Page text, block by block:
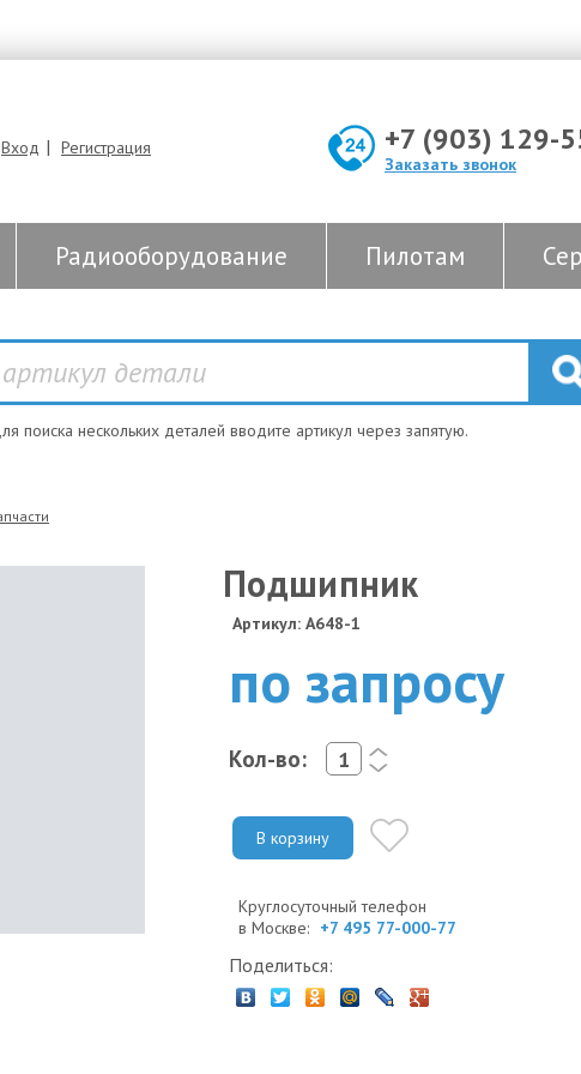
Вход | Регистрация +7 (903) 129-
Заказать звонок
Радиооборудование Пилотам
поиска нескольких деталей вводите артикул через запятую.
Подшипник
Артикул: A648-1
по запросу
Кол-во:
<
>
В корзину
Круглосуточный телефон
в Москве: +7 495 77-000-77
Поделиться: